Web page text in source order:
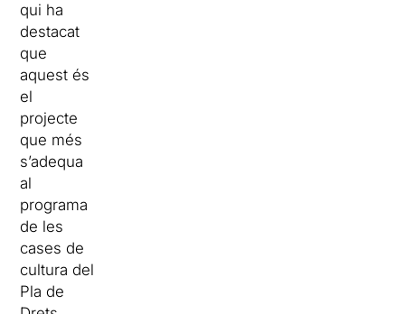
qui ha
destacat
que
aquest és
el
projecte
que més
s’adequa
al
programa
de les
cases de
cultura del
Pla de